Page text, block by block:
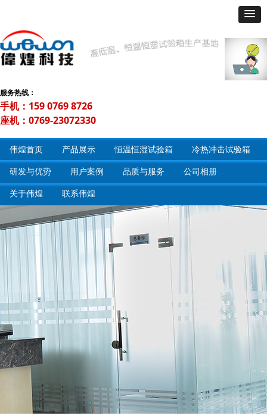
伟煌首页 产品展示 恒温恒湿试验箱 冷热冲击试验箱
研发与优势 用户案例 品质与服务 公司相册
关于伟煌 联系伟煌
服务热线：
手机：159 0769 8726
座机：0769-23072330